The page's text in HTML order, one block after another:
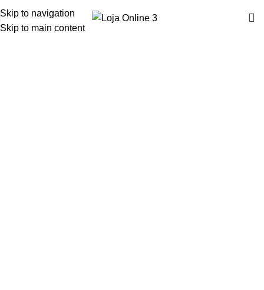
Skip to navigation
Skip to main content